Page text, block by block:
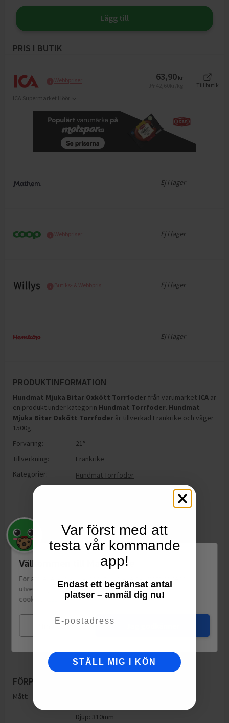
Lägg till
PRIS I BUTIK
Webbpriser 63,90 kr
Till butik
ICA Supermarket Höör
Ej i lager
Webbpriser Ej i lager
Butiks- & Webbpris Ej i lager
Ej i lager
PRODUKTINFORMATION
Hundmat Mjuka Bitar Oxkött Torrfoder från varumärket ICA är
en produkt under kategorin Hundmat Torrfoder. Hundmat
Mjuka Bitar Oxkött Torrfoder är tillverkad Frankrike och väger
1500g.
Förvaring:
21°
Tillverkning:
Frankrike
Kategorier:
Hundmat Torrfoder
FÖRPACKNING
Mått:
Djup: 310mm
Välkommen till Matspar.se
För att leverera en personlig upplevelse, mäta sajtens
utveckling och ha sociala medier-koppling använder vi
cookies.
Läs mer
Mina val
Var först med att
testa vår kommande
app!
Endast ett begränsat antal
platser – anmäl dig nu!
STÄLL MIG I KÖN